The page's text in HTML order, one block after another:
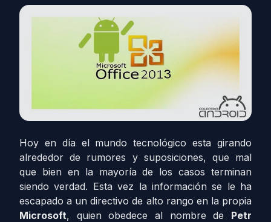
Hoy en día el mundo tecnológico esta girando
alrededor de rumores y suposiciones, que mal
que bien en la mayoría de los casos terminan
siendo verdad. Esta vez la información se le ha
escapado a un directivo de alto rango en la propia
Microsoft, quien obedece al nombre de Petr